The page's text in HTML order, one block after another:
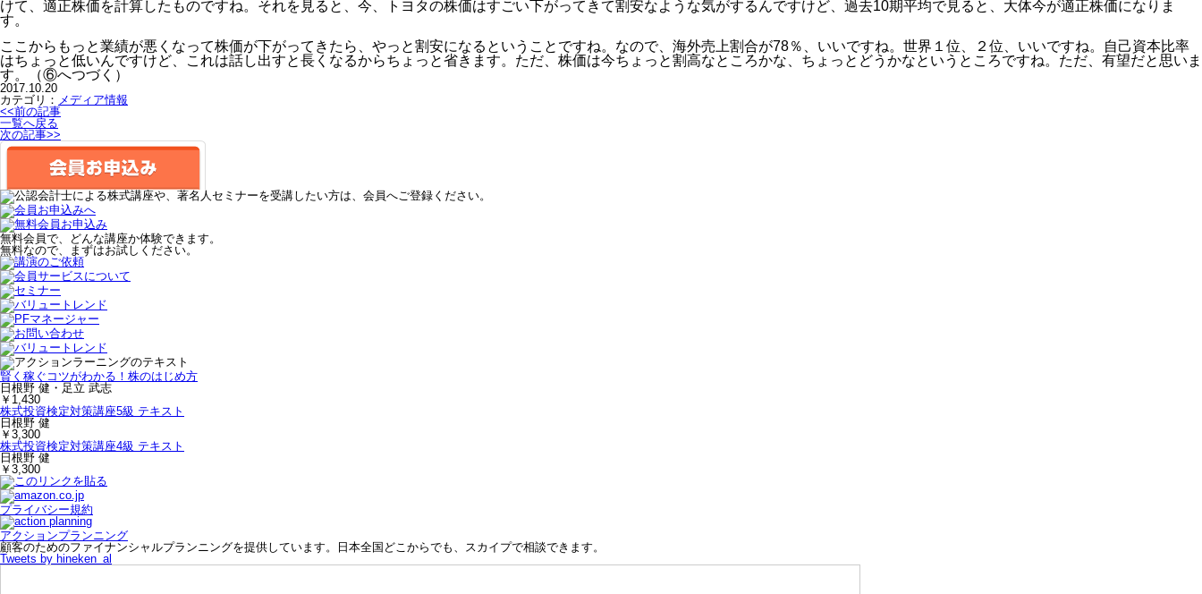
けて、適正株価を計算したものですね。それを見ると、今、トヨタの株価はすごい下がってきて割安なような気がするんですけど、過去10期平均で見ると、大体今が適正株価になりま
す。
ここからもっと業績が悪くなって株価が下がってきたら、やっと割安になるということですね。なので、海外売上割合が78％、いいですね。世界１位、２位、いいですね。自己資本比率
はちょっと低いんですけど、これは話し出すと長くなるからちょっと省きます。ただ、株価は今ちょっと割高なところかな、ちょっとどうかなというところですね。ただ、有望だと思いま
す。（⑥へつづく）
2017.10.20
カテゴリ： メディア情報
<<前の記事
一覧へ戻る
次の記事>>
無料会員で、どんな講座か体験できます。
無料なので、まずはお試しください。
賢く稼ぐコツがわかる！株のはじめ方
日根野 健・足立 武志
￥1,430
株式投資検定対策講座5級 テキスト
日根野 健
￥3,300
株式投資検定対策講座4級 テキスト
日根野 健
￥3,300
プライバシー規約
アクションプランニング
顧客のためのファイナンシャルプランニングを提供しています。日本全国どこからでも、スカイプで相談できます。
Tweets by hineken_al